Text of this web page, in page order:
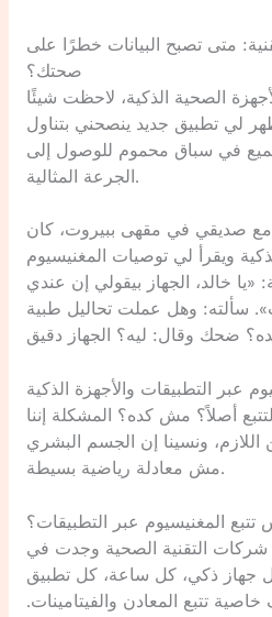
متى تصبح البيانات خطرًا على
صحتك؟
الصحية الذكية، لاحظت شيئًا
لي تطبيق جديد ينصحني بتناول
في سباق محموم للوصول إلى
الجرعة المثالية.
صديقي في مقهى ببيروت، كان
ويقرأ لي توصيات المغنيسيوم
«يا خالد، الجهاز بيقولي إن عندي
سألته: وهل عملت تحاليل طبية
عبر التطبيقات والأجهزة الذكية
أصلاً؟ مش كده؟ المشكلة إننا
اللازم، ونسينا إن الجسم البشري
مش معادلة رياضية بسيطة.
تتبع المغنيسيوم عبر التطبيقات؟
التقنية الصحية وجدت في
جهاز ذكي، كل ساعة، كل تطبيق
خاصية تتبع المعادن والفيتامينات.